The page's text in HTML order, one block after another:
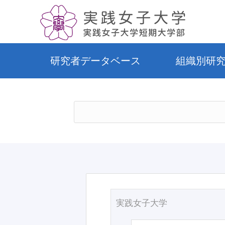
研究者データベース 組織別研
実践女子大学